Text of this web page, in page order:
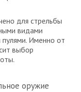
для стрельбы
видами
Именно от
выбор
оружие